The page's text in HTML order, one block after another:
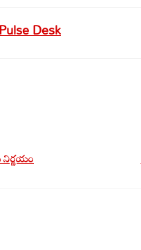
Desk
నిర్ణయం